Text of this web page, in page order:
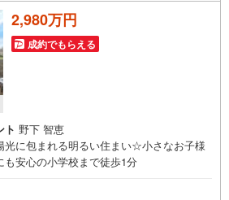
2,980万円
成約でもらえる
ト 野下 智恵
に包まれる明るい住まい☆小さなお子様
も安心の小学校まで徒歩1分